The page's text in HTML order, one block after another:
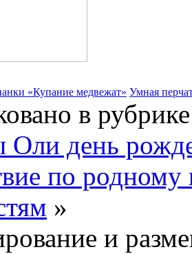
«Купание медвежат» Умная
в
Оли день
по родному
»
и